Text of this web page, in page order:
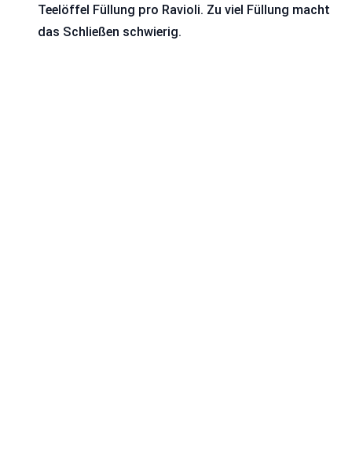
Teelöffel Füllung pro Ravioli. Zu viel Füllung macht
das Schließen schwierig.